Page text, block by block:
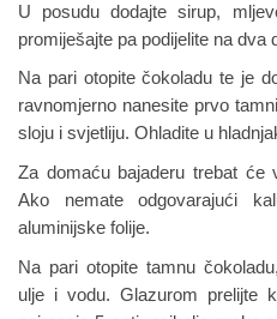
U posudu dodajte sirup,
promiješajte pa podijelite na dva
Na pari otopite čokoladu te je
ravnomjerno nanesite prvo
sloju i svjetliju. Ohladite u
Za domaću bajaderu trebat će
Ako nemate odgovarajući
aluminijske folije.
Na pari otopite tamnu
ulje i vodu. Glazurom prelijte